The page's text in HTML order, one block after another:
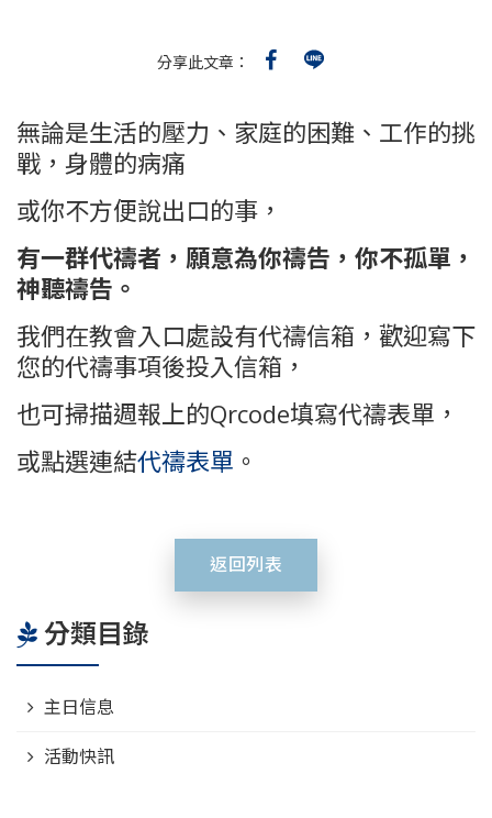
分享此文章：
無論是生活的壓力、家庭的困難、工作的挑
戰，身體的病痛
或你不方便說出口的事，
有一群代禱者，願意為你禱告， 你不孤單，
神聽禱告。
我們在教會入口處設有代禱信箱， 歡迎寫下
您的代禱事項後投入信箱，
也可掃描週報上的Qrcode填寫代禱表單，
或點選連結代禱表單 。
返回列表
分類目錄
主日信息
活動快訊